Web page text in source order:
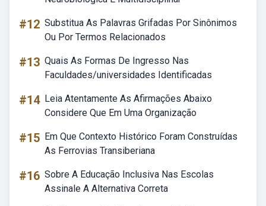
#12 Substitua As Palavras Grifadas Por Sinônimos
Ou Por Termos Relacionados
#13 Quais As Formas De Ingresso Nas
Faculdades/universidades Identificadas
#14 Leia Atentamente As Afirmações Abaixo
Considere Que Em Uma Organização
#15 Em Que Contexto Histórico Foram Construídas
As Ferrovias Transiberiana
#16 Sobre A Educação Inclusiva Nas Escolas
Assinale A Alternativa Correta